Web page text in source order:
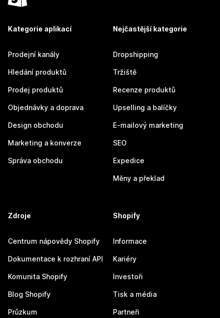
Kategorie aplikací
Prodejní kanály
Hledání produktů
Prodej produktů
Objednávky a doprava
Design obchodu
Marketing a konverze
Správa obchodu
Nejčastější kategorie
Dropshipping
Tržiště
Recenze produktů
Upselling a balíčky
E-mailový marketing
SEO
Expedice
Měny a překlad
Zdroje
Centrum nápovědy Shopify
Dokumentace k rozhraní API
Komunita Shopify
Blog Shopify
Průzkum
Shopify
Informace
Kariéry
Investoři
Tisk a média
Partneři